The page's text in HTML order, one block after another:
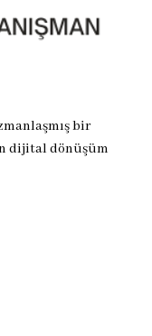
bir
dijital dönüşüm